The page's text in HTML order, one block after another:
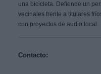
una bicicleta. Defiende un
vecinales frente a titulares
con proyectos de audio local.
Contacto: